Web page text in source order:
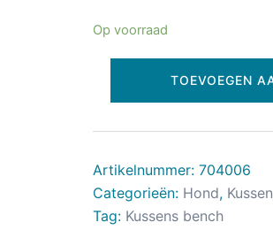
Op voorraad
TOEVOEGEN
Artikelnummer: 704006
Categorieën: Hond,
Tag: Kussens bench